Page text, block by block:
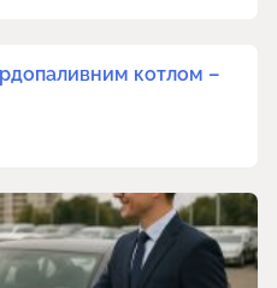
котлом –